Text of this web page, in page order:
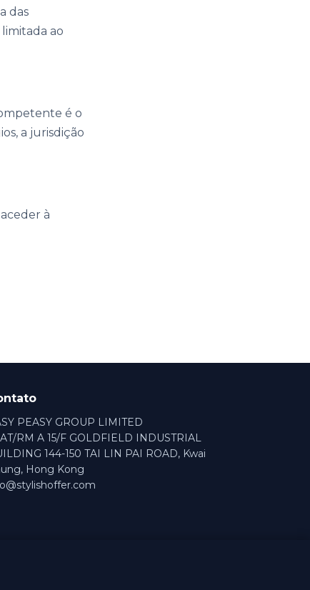
das
ao
é o
a jurisdição
à
PEASY GROUP LIMITED
RM A 15/F GOLDFIELD INDUSTRIAL
144-150 TAI LIN PAI ROAD, Kwai
Hong Kong